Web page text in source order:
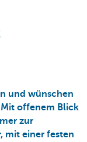
und wünschen
Mit offenem Blick
zur
mit einer festen